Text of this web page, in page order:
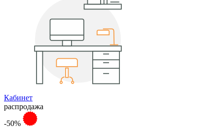
Кабинет
распродажа
-50%